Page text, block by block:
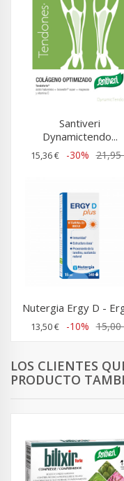
Santiveri
Dynamictendo...
15,36 € -30% 21,95
Nutergia Ergy D -
13,50 € -10% 15,00
LOS CLIENTES
PRODUCTO